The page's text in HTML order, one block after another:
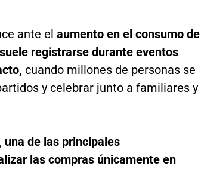
ante el aumento en el consumo de
registrarse durante eventos
cuando millones de personas se
y celebrar junto a familiares y
una de las principales
las compras únicamente en